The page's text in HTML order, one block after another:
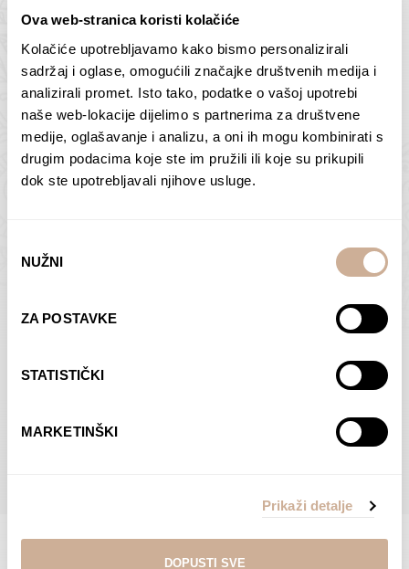
Ova web-stranica koristi kolačiće
Kolačiće upotrebljavamo kako bismo personalizirali
sadržaj i oglase, omogućili značajke društvenih medija i
analizirali promet. Isto tako, podatke o vašoj upotrebi
naše web-lokacije dijelimo s partnerima za društvene
medije, oglašavanje i analizu, a oni ih mogu kombinirati s
drugim podacima koje ste im pružili ili koje su prikupili
dok ste upotrebljavali njihove usluge.
pristanka
NUŽNI
ZA POSTAVKE
STATISTIČKI
MARKETINŠKI
Prikaži detalje
DOPUSTI SVE
Butan – ljudi 2
75,00€ – 138,00€Raspon
cijena:
od
75,00 €
138,00 €
ODABERI OPCIJE
Antarktika – krajolik
2
75,00€ – 138,00€Raspon
cijena:
od
ODABERI OPCIJE
Dolac
ODABERI OPCIJE
Moreškanti – sjena
€Raspon
od
75,00 €
do
138,00 €
ODABERI OPCIJE
POGLEDAJTE SVE PROIZVODE U OVOJ KATEGORIJI